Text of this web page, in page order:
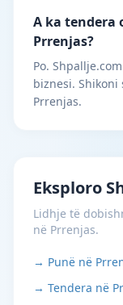
A ka tendera
Prrenjas?
Po.
biznesi.
Prrenjas.
Eksploro
Lidhje të
në Prrenjas.
→ Punë në
→ Tendera në